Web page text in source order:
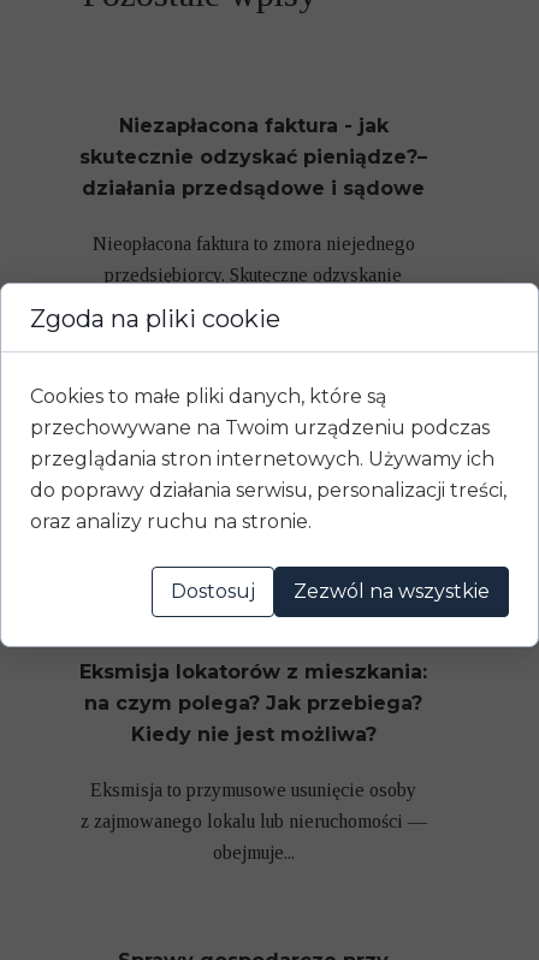
Niezapłacona faktura - jak
skutecznie odzyskać pieniądze?–
działania przedsądowe i sądowe
Nieopłacona faktura to zmora niejednego
przedsiębiorcy. Skuteczne odzyskanie
należności wymaga przejścia przez...
Apelacja - co powinniśmy
wiedzieć?
Apelacja to środek odwoławczy od wyroku
sądu pierwszej instancji, składany
w terminie...
Eksmisja lokatorów z mieszkania:
na czym polega? Jak przebiega?
Kiedy nie jest możliwa?
Eksmisja to przymusowe usunięcie osoby
z zajmowanego lokalu lub nieruchomości —
obejmuje...
Zgoda na pliki cookie
Cookies to małe pliki danych, które są
przechowywane na Twoim urządzeniu podczas
przeglądania stron internetowych. Używamy ich
do poprawy działania serwisu, personalizacji treści,
oraz analizy ruchu na stronie.
Dostosuj Zezwól na wszystkie